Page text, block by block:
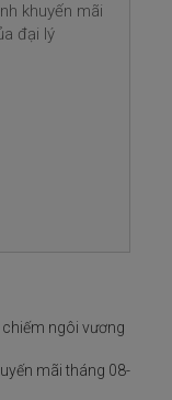
khuyến mãi
đại lý
ngôi vương
mãi tháng 08-